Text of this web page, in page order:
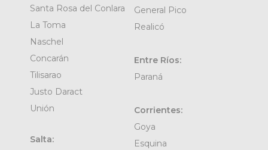
Santa Rosa del Conlara
La Toma
Naschel
Concarán
Tilisarao
Justo Daract
Unión
Salta:
General Pico
Realicó
Entre Ríos:
Paraná
Corrientes:
Goya
Esquina